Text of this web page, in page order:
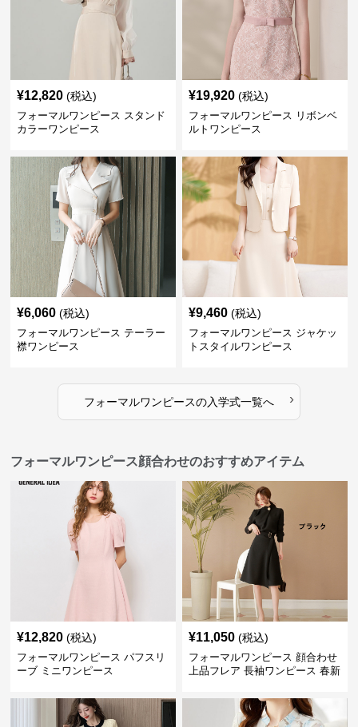
¥12,820 (税込)
フォーマルワンピース スタンド
カラーワンピース
¥19,920 (税込)
フォーマルワンピース リボンベ
ルトワンピース
¥6,060 (税込)
フォーマルワンピース テーラー
襟ワンピース
¥9,460 (税込)
フォーマルワンピース ジャケッ
トスタイルワンピース
フォーマルワンピースの入学式一覧へ ›
フォーマルワンピース顔合わせのおすすめアイテム
¥12,820 (税込)
フォーマルワンピース パフスリ
ーブ ミニワンピース
¥11,050 (税込)
フォーマルワンピース 顔合わせ
上品フレア 長袖ワンピース 春新